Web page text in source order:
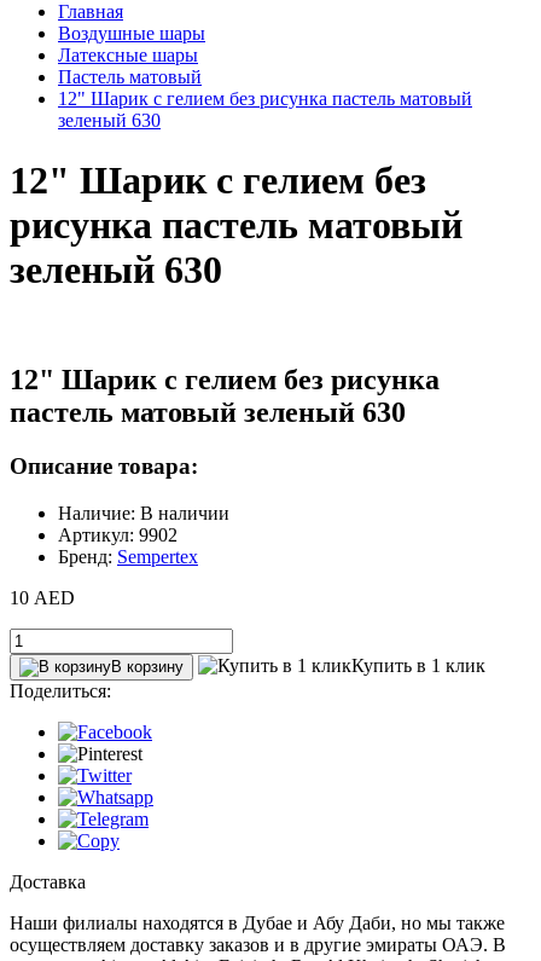
Главная
Воздушные шары
Латексные шары
Пастель матовый
12" Шарик с гелием без рисунка пастель матовый
зеленый 630
12" Шарик с гелием без
рисунка пастель матовый
зеленый 630
12" Шарик с гелием без рисунка
пастель матовый зеленый 630
Описание товара:
Наличие: В наличии
Артикул: 9902
Бренд: Sempertex
10 AED
В корзину
Купить в 1 клик
Поделиться:
Доставка
Наши филиалы находятся в Дубае и Абу Даби, но мы также
осуществляем доставку заказов и в другие эмираты ОАЭ. В